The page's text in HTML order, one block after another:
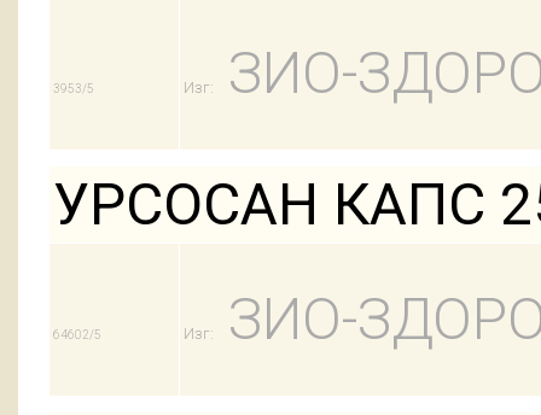
3953/5 Изг:
ЗИО-
УРСОСАН КАПС
64602/5 Изг:
ЗИО-